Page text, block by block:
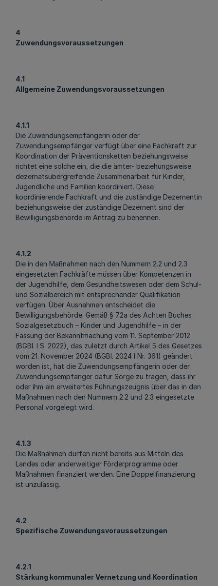
4
Zuwendungsvoraussetzungen
4.1
Allgemeine Zuwendungsvoraussetzungen
4.1.1
Die Zuwendungsempfängerin oder der
Zuwendungsempfänger verfügt über eine Fachkraft zur
Koordination der Präventionsketten beziehungsweise
richtet eine solche ein, die die ämter- beziehungsweise
dezernatsübergreifende Zusammenarbeit für Kinder,
Jugendliche und Familien koordiniert. Diese
koordinierende Fachkraft und die zuständige Dezernentin
beziehungsweise der zuständige Dezernent sind der
Bewilligungsbehörde im Antrag zu benennen.
4.1.2
Die in den Maßnahmen nach den Nummern 2.2 und 2.3
eingesetzten Fachkräfte müssen über Kompetenzen in
der Jugendhilfe, dem Gesundheitswesen oder dem Schul-
und Sozialbereich mit entsprechender Qualifikation
verfügen. Über Ausnahmen entscheidet die
Bewilligungsbehörde. Gemäß § 72a des Achten Buches
Sozialgesetzbuch – Kinder und Jugendhilfe – in der
Fassung der Bekanntmachung vom 11. September 2012
(BGBl. I S. 2022), das zuletzt durch Artikel 5 des Gesetzes
vom 21. November 2024 (BGBl. 2024 I Nr. 361) geändert
worden ist, hat die Zuwendungsempfängerin oder der
Zuwendungsempfänger dafür Sorge zu tragen, dass ihr
oder ihm ein erweitertes Führungszeugnis über das in den
Maßnahmen nach den Nummern 2.2 und 2.3 eingesetzte
Personal vorgelegt wird.
4.1.3
Die Maßnahmen dürfen nicht bereits aus Mitteln des
Landes oder anderweitiger Förderprogramme oder
Maßnahmen finanziert werden. Eine Doppelfinanzierung
ist unzulässig.
4.2
Spezifische Zuwendungsvoraussetzungen
4.2.1
Stärkung kommunaler Vernetzung und Koordination